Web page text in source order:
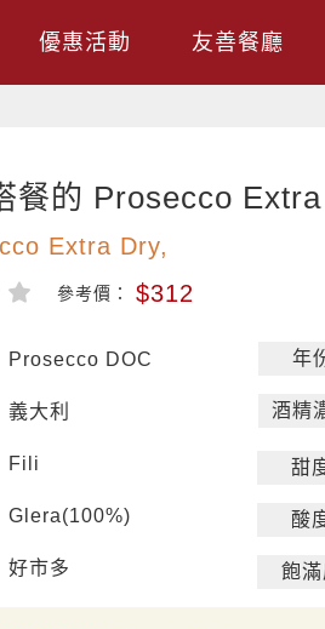
優惠活動 友善餐廳
餐的 Prosecco
Extra Dry,
參考價： $312
Prosecco DOC
義大利
Fili
Glera(100%)
好市多
年
酒精
甜
酸
飽